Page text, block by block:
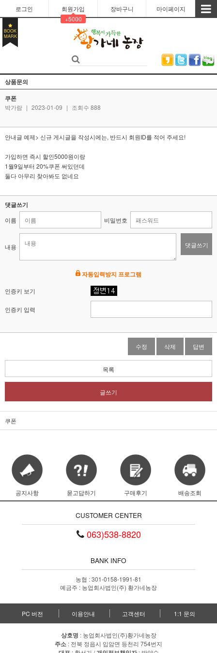
로그인
회원가입
+5000
장바구니 마이페이지
BOOK
MARK
상품문의
쿠폰
박가람 | 2023-01-09 | 조회수 888
안내글 예제> 신규 게시글을 작성시에는, 반드시 회원ID를 적어 주세요!
가입하면 즉시 할인5000원이랑
1월9일부터 20%쿠폰 써있던데
둘다 아무리 찾아봐도 없네요
댓글쓰기
이름 비밀번호
내용 댓글쓰기
자동입력방지 프로그램
인증키 보기
인증키 입력
수정 삭제 답변
목록
글쓰기
쿠폰
공지사항 묻고답하기 구매후기 배송조회
CUSTOMER CENTER
063)538-8820
BANK INFO
농협 : 301-0158-1991-81
예금주 : 농업회사법인(주) 황가네농장
PC 버전 이용안내 고객센터 1:1 문의
상호명 : 농업회사법인(주)황가네농장
주소 : 전북 정읍시 입암면 등천리 754번지